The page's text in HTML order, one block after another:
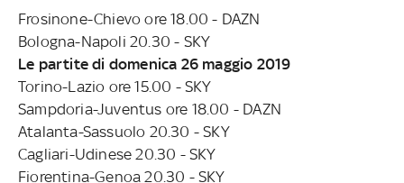
Frosinone-Chievo ore 18.00 - DAZN
Bologna-Napoli 20.30 - SKY
Le partite di domenica 26 maggio 2019
Torino-Lazio ore 15.00 - SKY
Sampdoria-Juventus ore 18.00 - DAZN
Atalanta-Sassuolo 20.30 - SKY
Cagliari-Udinese 20.30 - SKY
Fiorentina-Genoa 20.30 - SKY